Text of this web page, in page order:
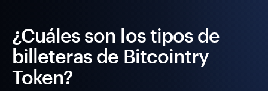
¿Cuáles son los tipos de
billeteras de Bitcointry
Token?